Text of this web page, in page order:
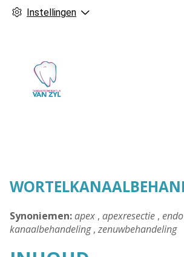
Instellingen
Synoniemen:apex , apexresectie , endo
kanaalbehandeling, zenuwbehandeling